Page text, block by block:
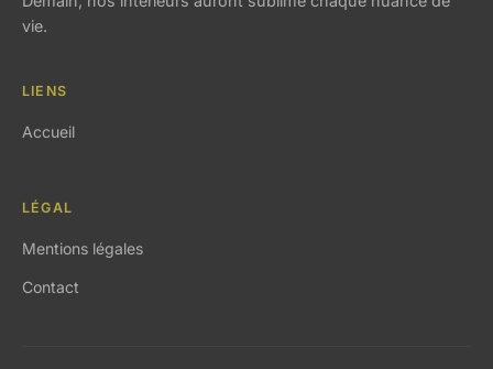
vie.
LIENS
Accueil
LÉGAL
Mentions légales
Contact